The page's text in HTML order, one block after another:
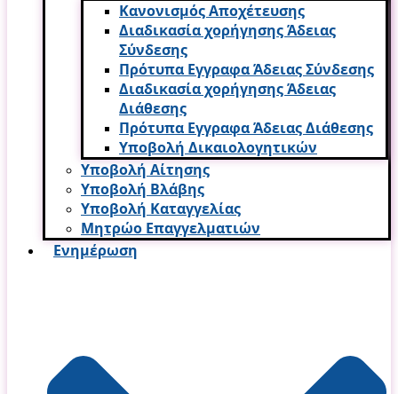
Κανονισμός Αποχέτευσης
Διαδικασία χορήγησης Άδειας
Σύνδεσης
Πρότυπα Εγγραφα Άδειας Σύνδεσης
Διαδικασία χορήγησης Άδειας
Διάθεσης
Πρότυπα Εγγραφα Άδειας Διάθεσης
Υποβολή Δικαιολογητικών
Υποβολή Αίτησης
Υποβολή Βλάβης
Υποβολή Καταγγελίας
Μητρώο Επαγγελματιών
Ενημέρωση